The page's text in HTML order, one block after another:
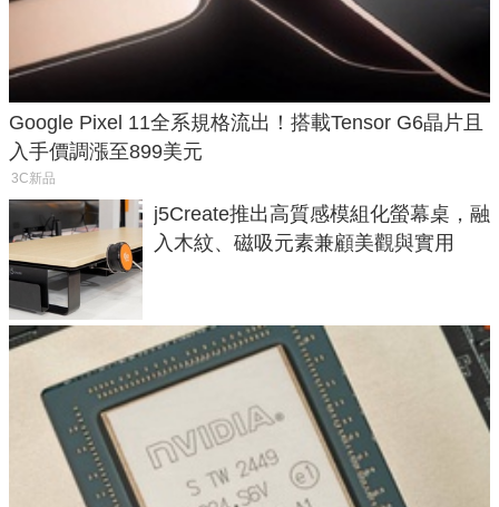
Google Pixel 11全系規格流出！搭載Tensor G6晶片且
入手價調漲至899美元
3C新品
j5Create推出高質感模組化螢幕桌，融
入木紋、磁吸元素兼顧美觀與實用